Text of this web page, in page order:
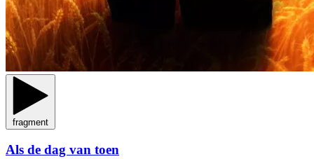
fragment
Als de dag van toen